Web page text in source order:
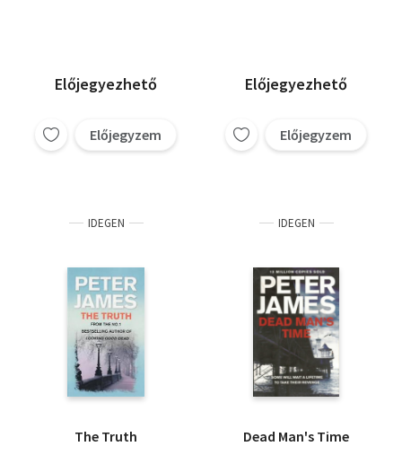
Előjegyezhető
Előjegyzem
Előjegyezhető
Előjegyzem
IDEGEN
The Truth
IDEGEN
Dead Man's Time